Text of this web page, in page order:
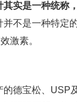
其实是一种统称
并不是一种特定
激素。
的德宝松、USP